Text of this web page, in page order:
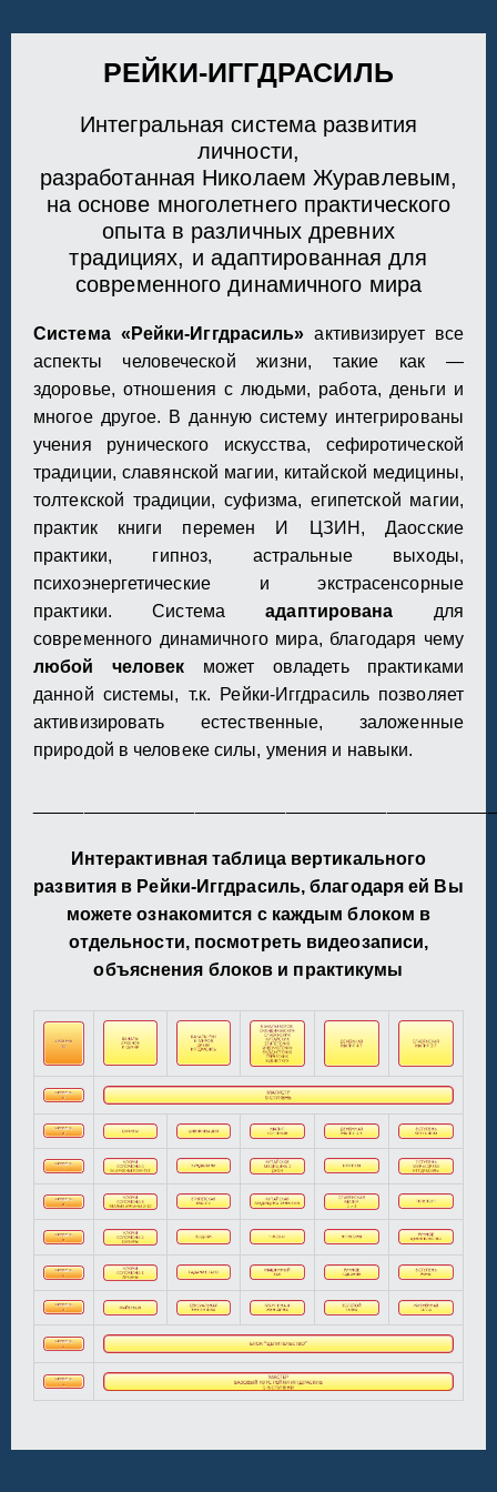
РЕЙКИ-ИГГДРАСИЛЬ
Интегральная система развития
личности,
разработанная Николаем Журавлевым,
на основе многолетнего практического
опыта в различных древних
традициях, и адаптированная для
современного динамичного мира
Система «Рейки-Иггдрасиль» активизирует все
аспекты человеческой жизни, такие как —
здоровье, отношения с людьми, работа, деньги и
многое другое. В данную систему интегрированы
учения рунического искусства, сефиротической
традиции, славянской магии, китайской медицины,
толтекской традиции, суфизма, египетской магии,
практик книги перемен И ЦЗИН, Даосские
практики, гипноз, астральные выходы,
психоэнергетические и экстрасенсорные
практики.Системаадаптирована для
современного динамичного мира, благодаря чему
любой человек может овладеть практиками
данной системы, т.к. Рейки-Иггдрасиль позволяет
активизировать естественные, заложенные
природой в человеке силы, умения и навыки.
Интерактивная таблица вертикального
развития в Рейки-Иггдрасиль, благодаря ей Вы
можете ознакомится с каждым блоком в
отдельности, посмотреть видеозаписи,
объяснения блоков и практикумы